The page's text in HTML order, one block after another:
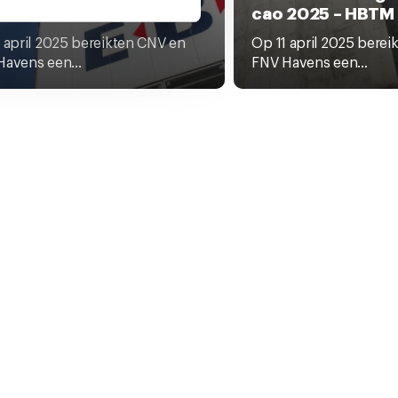
te klikken op het ronde
april 2025 bereikten CNV en
een...
cao 2025 – HBTM
Op 11 april 2025
FNV Havens een...